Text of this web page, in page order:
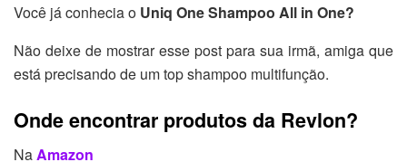
Você já conhecia o Uniq One Shampoo All in One?
Não deixe de mostrar esse post para sua irmã, amiga que
está precisando de um top shampoo multifunção.
Onde encontrar produtos da Revlon?
NaAmazon